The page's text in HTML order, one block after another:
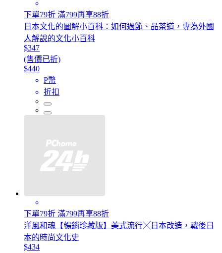
下單79折 滿799再享88折
日本文化的圖解小百科：如何過節、品茶道，專為外國
人解說的文化小百科
$347
(售價已折)
$440
P幣
折扣
下單79折 滿799再享88折
洋風和魂【暢銷珍藏版】美式流行╳日本改造，戰後日
本的時尚文化史
$434